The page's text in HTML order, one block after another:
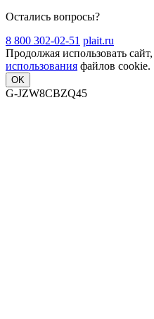
Остались вопросы?
8 800 302-02-51 plait.ru
Продолжая использовать
использования файлов cookie.
OK
G-JZW8CBZQ45